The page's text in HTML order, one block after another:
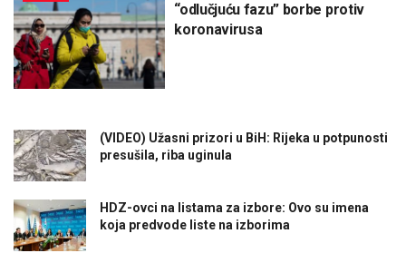
“odlučjuću fazu” borbe protiv
koronavirusa
(VIDEO) Užasni prizori u BiH: Rijeka u potpunosti
presušila, riba uginula
HDZ-ovci na listama za izbore: Ovo su imena
koja predvode liste na izborima